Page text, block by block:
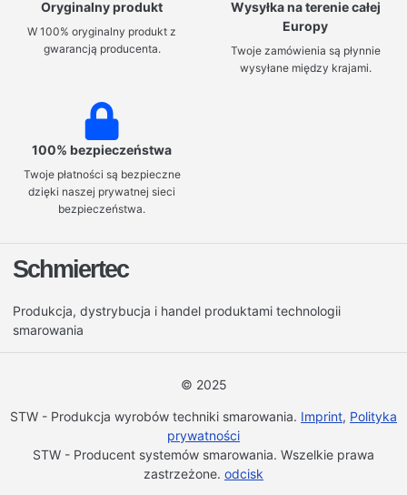
Oryginalny produkt
W 100% oryginalny produkt z
gwarancją producenta.
Wysyłka na terenie całej
Europy
Twoje zamówienia są płynnie
wysyłane między krajami.
100% bezpieczeństwa
Twoje płatności są bezpieczne
dzięki naszej prywatnej sieci
bezpieczeństwa.
Schmiertec
Produkcja, dystrybucja i handel produktami technologii
smarowania
© 2025
STW - Produkcja wyrobów techniki smarowania. Imprint, Polityka
prywatności
STW - Producent systemów smarowania. Wszelkie prawa
zastrzeżone. odcisk